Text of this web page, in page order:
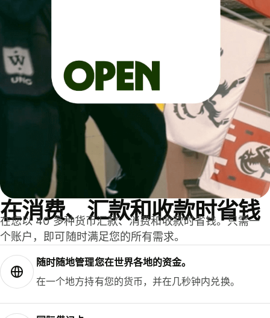
在消费、汇款和收款时省钱
在您以 40 多种货币汇款、消费和收款时省钱。只需一
个账户，即可随时满足您的所有需求。
随时随地管理您在世界各地的资金。
在一个地方持有您的货币，并在几秒钟内兑换。